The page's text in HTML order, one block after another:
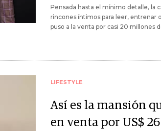
Pensada hasta el mínimo detalle, la
rincones íntimos para leer, entrenar
puso a la venta por casi 20 millones
LIFESTYLE
Así es la mansión
en venta por US$